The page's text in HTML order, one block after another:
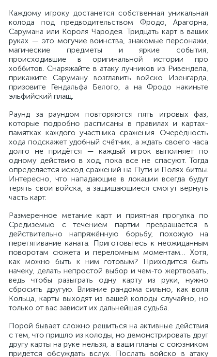
Каждому игроку достанется собственная уникальная
колода под предводительством Фродо, Арагорна,
Сарумана или Короля Чародея. Тридцать карт в ваших
руках — это могучие воинства, знакомые персонажи,
магические предметы и яркие события,
происходившие в оригинальной истории про
хоббитов. Снаряжайте в атаку лучников из Ривендела,
прикажите Саруману возглавить войско Изенгарда,
призовите Гендальфа Белого, а на Фродо накиньте
эльфийский плащ.
Раунд за раундом повторяются пять игровых фаз,
которые подробно расписаны в правилах и картах-
памятках каждого участника сражения. Очерёдность
хода подскажет удобный счётчик, а ждать своего часа
долго не придётся — каждый игрок выполняет по
одному действию в ход, пока все не спасуют. Тогда
определяется исход сражений на Пути и Полях битвы.
Интересно, что нападающие в локации всегда будут
терять свои войска, а защищающиеся смогут вернуть
часть карт.
Размеренное метание карт и приятная прогулка по
Средиземью с течением партии превращается в
действительно напряжённую борьбу, похожую на
перетягивание каната. Приготовьтесь к неожиданным
поворотам сюжета и переломным моментам… Хотя,
как можно быть к ним готовым? Приходится быть
начеку, делать непростой выбор и чем-то жертвовать,
ведь чтобы разыграть одну карту из руки, нужно
сбросить другую. Влияние рандома сильно, как воля
Кольца, карты выходят из вашей колоды случайно, но
только от вас зависит их дальнейшая судьба.
Порой бывает сложно решиться на активные действия
с тем, что пришло из колоды, но демонстрировать друг
другу карты на руке нельзя, а ваши планы с союзником
придётся обсуждать вслух. Послать войско в атаку